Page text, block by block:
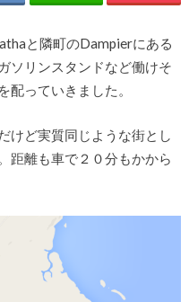
と隣町のDampierにある
ソリンスタンドなど働けそ
配っていきました。
けど実質同じような街とし
距離も車で２０分もかから